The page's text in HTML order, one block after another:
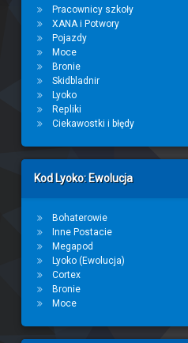
Pracownicy szkoły
XANA i Potwory
Pojazdy
Moce
Bronie
Skidbladnir
Lyoko
Repliki
Ciekawostki i błędy
Kod Lyoko: Ewolucja
Bohaterowie
Inne Postacie
Megapod
Lyoko (Ewolucja)
Cortex
Bronie
Moce